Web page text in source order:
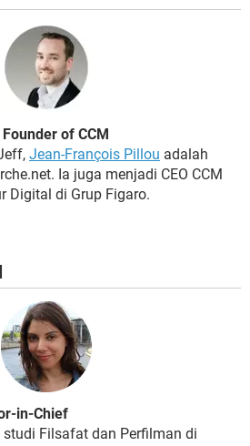
of CCM
Jean-François Pillou adalah
Ia juga menjadi CEO CCM
Digital di Grup Figaro.
in-Chief
Filsafat dan Perfilman di